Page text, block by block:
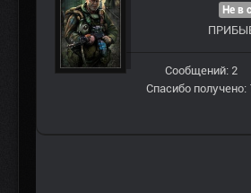
Не в
Сообщений: 2
Спасибо получено: